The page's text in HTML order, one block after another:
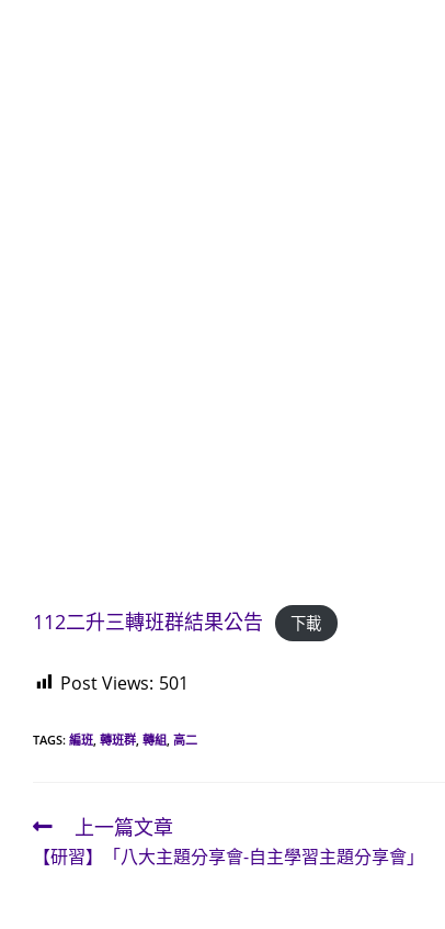
112二升三轉班群結果公告 下載
Post Views: 501
TAGS: 編班, 轉班群, 轉組, 高二
Read
more
上一篇文章
【研習】「八大主題分享會-自主學習主題分享會」